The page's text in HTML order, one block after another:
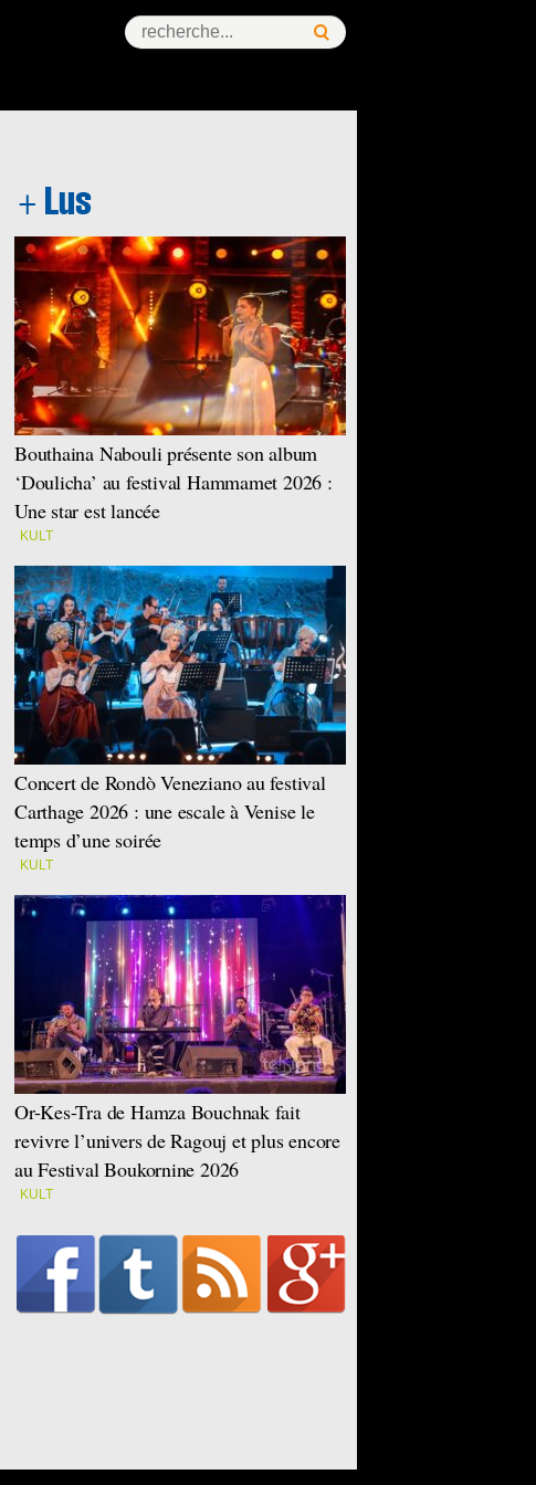
Bouthaina Nabouli présente son album
‘Doulicha’ au festival Hammamet 2026 :
Une star est lancée
KULT
Concert de Rondò Veneziano au festival
Carthage 2026 : une escale à Venise le
temps d’une soirée
KULT
Or-Kes-Tra de Hamza Bouchnak fait
revivre l’univers de Ragouj et plus encore
au Festival Boukornine 2026
KULT